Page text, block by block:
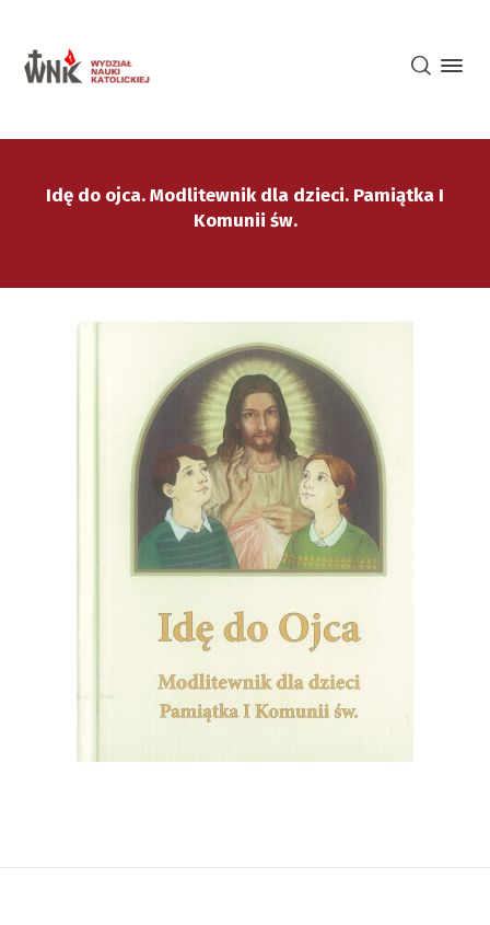
Idę do ojca. Modlitewnik dla dzieci. Pamiątka I
Komunii św.